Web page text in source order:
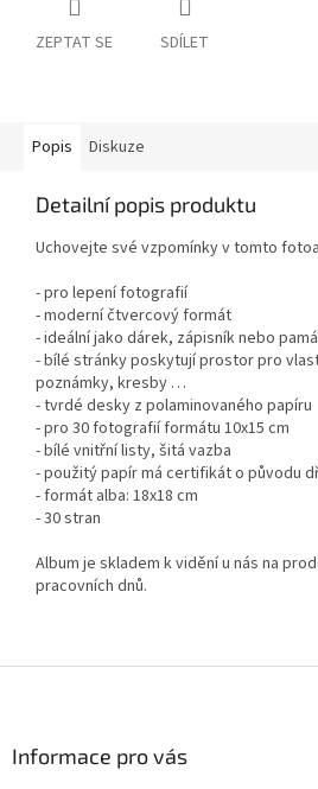
ZEPTAT SE SDÍLET
Popis Diskuze
Detailní popis produktu
Uchovejte své vzpomínky v tomto
- pro lepení fotografií
- moderní čtvercový formát
- ideální jako dárek, zápisník nebo
- bílé stránky poskytují prostor pro
poznámky, kresby …
- tvrdé desky z polaminovaného papíru
- pro 30 fotografií formátu 10x15 cm
- bílé vnitřní listy, šitá vazba
- použitý papír má certifikát o původu
- formát alba: 18x18 cm
- 30 stran
Album je skladem k vidění u nás na
pracovních dnů.
Informace pro vás